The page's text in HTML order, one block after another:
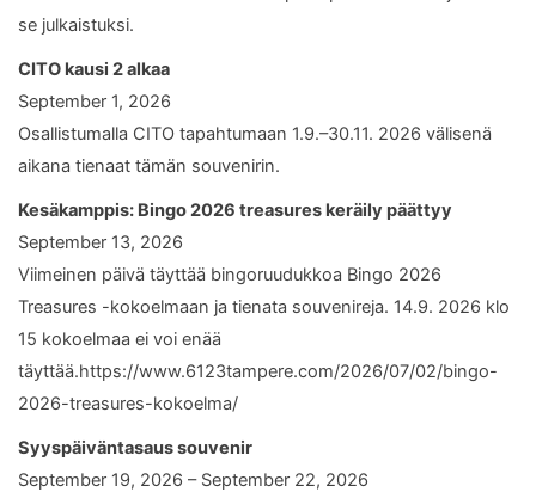
se julkaistuksi.
CITO kausi 2 alkaa
September 1, 2026
Osallistumalla CITO tapahtumaan 1.9.–30.11. 2026 välisenä
aikana tienaat tämän souvenirin.
Kesäkamppis: Bingo 2026 treasures keräily päättyy
September 13, 2026
Viimeinen päivä täyttää bingoruudukkoa Bingo 2026
Treasures -kokoelmaan ja tienata souvenireja. 14.9. 2026 klo
15 kokoelmaa ei voi enää
täyttää.https://www.6123tampere.com/2026/07/02/bingo-
2026-treasures-kokoelma/
Syyspäiväntasaus souvenir
September 19, 2026 – September 22, 2026